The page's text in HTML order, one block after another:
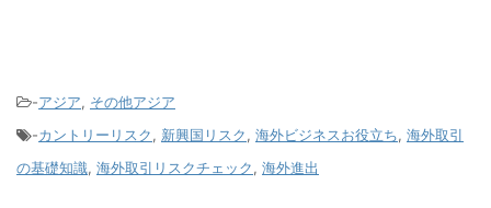
-アジア, その他アジア
-カントリーリスク, 新興国リスク, 海外ビジネスお役立ち, 海外取引
の基礎知識, 海外取引リスクチェック, 海外進出